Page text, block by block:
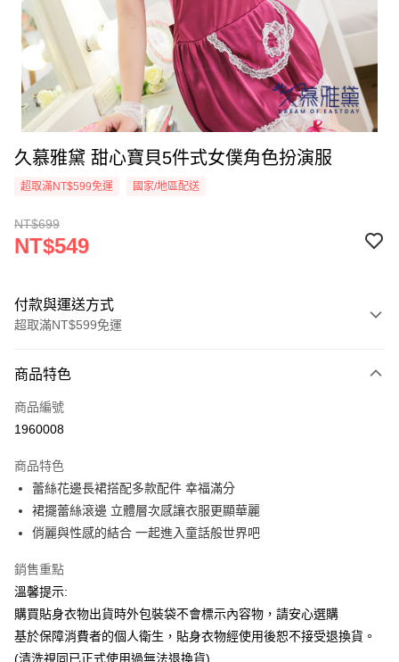
久慕雅黛 甜心寶貝5件式女僕角色扮演服
超取滿NT$599免運 國家/地區配送
NT$699
NT$549
付款與運送方式
超取滿NT$599免運
信用卡一次付款
超商取貨付款
Apple Pay
街口支付
ATM付款
全家付款取貨
商品特色
商品編號
1960008
商品特色
蕾絲花邊長裙搭配多款配件 幸福滿分
裙擺蕾絲滾邊 立體層次感讓衣服更顯華麗
俏麗與性感的結合 一起進入童話般世界吧
銷售重點
溫馨提示:
購買貼身衣物出貨時外包裝袋不會標示內容物，請安心選購
基於保障消費者的個人衛生，貼身衣物經使用後恕不接受退換貨。
(清洗視同已正式使用過無法退換貨)